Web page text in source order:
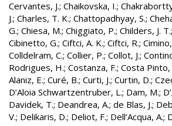
Cervantes, J.; Chaikovska, I.;
J.; Charles, T. K.; Chattopadhyay, S.;
G.; Chiesa, M.; Chiggiato, P.; Childers, J. T.;
Cibinetto, G.; Ciftci, A. K.; Ciftci, R.;
Colldelram, C.; Collier, P.; Collot, J.;
Rodrigues, H.; Costanza, F.; Costa Pinto,
Alaniz, E.; Curé, B.; Curti, J.; Curtin, D.;
D’Aloia Schwartzentruber, L.; Dam, M.;
Davidek, T.; Deandrea, A.; de Blas, J.;
V.; Delikaris, D.; Deliot, F.; Dell’Acqua, A.;